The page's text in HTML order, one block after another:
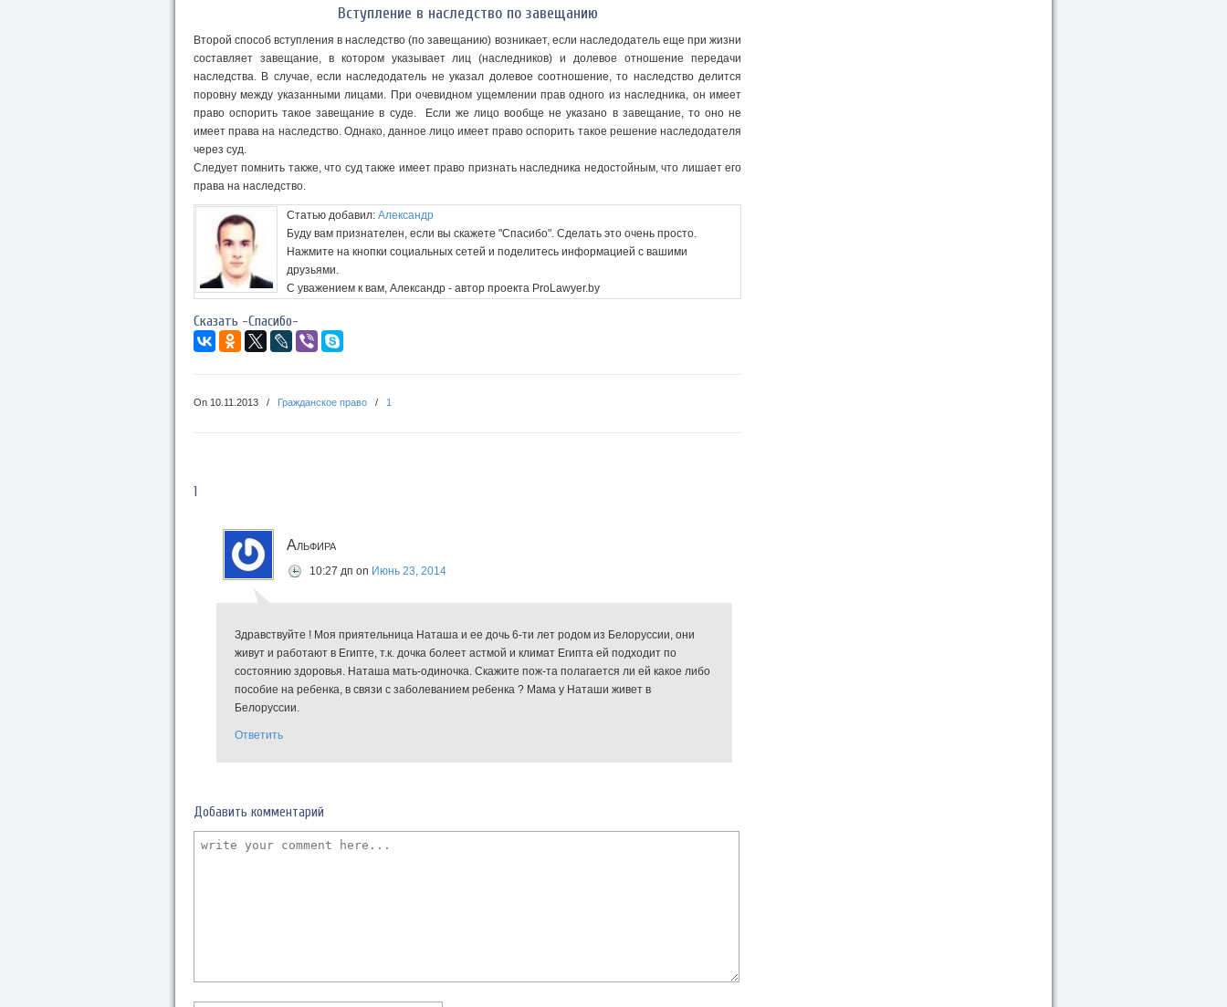
Вступление в наследство по завещанию
Второй способ вступления в наследство (по завещанию) возникает, если наследодатель еще при жизни
составляет завещание, в котором указывает лиц (наследников) и долевое отношение передачи
наследства. В случае, если наследодатель не указал долевое соотношение, то наследство делится
поровну между указанными лицами. При очевидном ущемлении прав одного из наследника, он имеет
право оспорить такое завещание в суде. Если же лицо вообще не указано в завещание, то оно не
имеет права на наследство. Однако, данное лицо имеет право оспорить такое решение наследодателя
через суд.
Следует помнить также, что суд также имеет право признать наследника недостойным, что лишает его
права на наследство.
Статью добавил: Александр
Буду вам признателен, если вы скажете "Спасибо". Сделать это очень просто.
Нажмите на кнопки социальных сетей и поделитесь информацией с вашими
друзьями.
С уважением к вам, Александр - автор проекта ProLawyer.by
Сказать -Спасибо-
On 10.11.2013 / Гражданское право / 1
1
Альфира
10:27 дп on Июнь 23, 2014
Здравствуйте ! Моя приятельница Наташа и ее дочь 6-ти лет родом из Белоруссии, они
живут и работают в Египте, т.к. дочка болеет астмой и климат Египта ей подходит по
состоянию здоровья. Наташа мать-одиночка. Скажите пож-та полагается ли ей какое либо
пособие на ребенка, в связи с заболеванием ребенка ? Мама у Наташи живет в
Белоруссии.
Ответить
Добавить комментарий